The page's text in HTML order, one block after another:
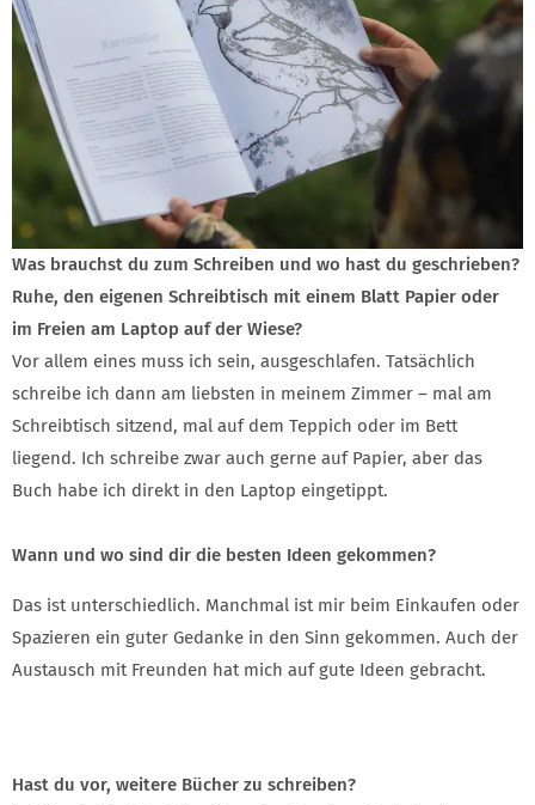
Was brauchst du zum Schreiben und wo hast du geschrieben?
Ruhe, den eigenen Schreibtisch mit einem Blatt Papier oder
im Freien am Laptop auf der Wiese?
Vor allem eines muss ich sein, ausgeschlafen. Tatsächlich
schreibe ich dann am liebsten in meinem Zimmer – mal am
Schreibtisch sitzend, mal auf dem Teppich oder im Bett
liegend. Ich schreibe zwar auch gerne auf Papier, aber das
Buch habe ich direkt in den Laptop eingetippt.
Wann und wo sind dir die besten Ideen gekommen?
Das ist unterschiedlich. Manchmal ist mir beim Einkaufen oder
Spazieren ein guter Gedanke in den Sinn gekommen. Auch der
Austausch mit Freunden hat mich auf gute Ideen gebracht.
Hast du vor, weitere Bücher zu schreiben?